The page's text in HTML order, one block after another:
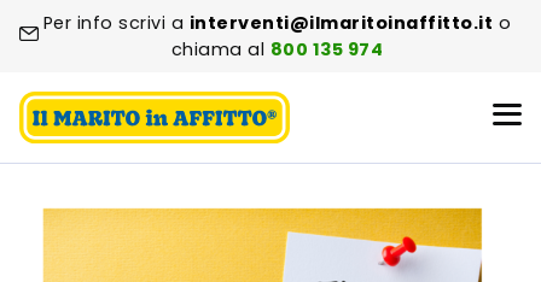
Per info scrivi a interventi@ilmaritoinaffitto.it o
chiama al 800 135 974